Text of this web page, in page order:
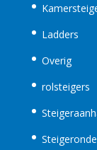
Ladders
Overig
rolsteigers